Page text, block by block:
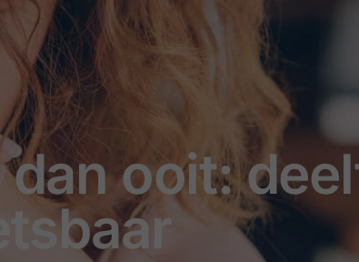
dan ooit: